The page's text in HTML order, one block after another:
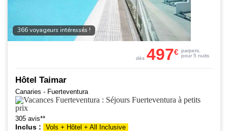
366 voyageurs intéressés !
Hôtel Taimar
Canaries - Fuerteventura
305 avis**
Inclus : Vols + Hôtel + All Inclusive
dès 497€ parpers.
pour 5 nuits